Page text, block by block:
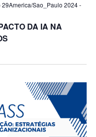
DA IA NA
Sao_Paulo 2024 -